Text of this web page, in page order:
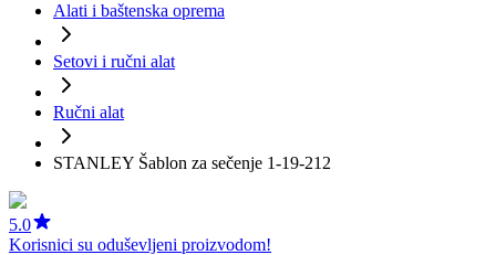
Alati i baštenska oprema
Setovi i ručni alat
Ručni alat
STANLEY Šablon za sečenje 1-19-212
5.0
Korisnici su oduševljeni proizvodom!